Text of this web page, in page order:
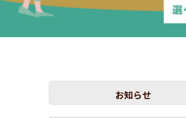
お知らせ